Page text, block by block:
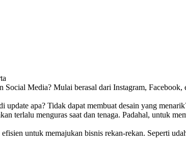
Media? Mulai berasal dari Instagram,
apa? Tidak dapat membuat desain yang
terlalu menguras saat dan tenaga. Padahal, untuk
untuk memajukan bisnis rekan-rekan. Seperti